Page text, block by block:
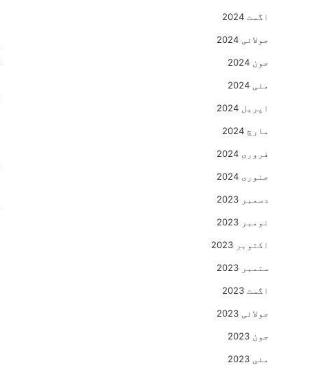
اگست 2024
جولائی 2024
جون 2024
مئی 2024
اپریل 2024
مارچ 2024
فروری 2024
جنوری 2024
دسمبر 2023
نومبر 2023
اکتوبر 2023
ستمبر 2023
اگست 2023
جولائی 2023
جون 2023
مئی 2023